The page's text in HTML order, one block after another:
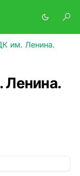
им. Ленина.